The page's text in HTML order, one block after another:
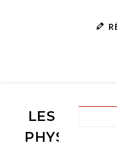
Vivez
LES
PHYSICIENS